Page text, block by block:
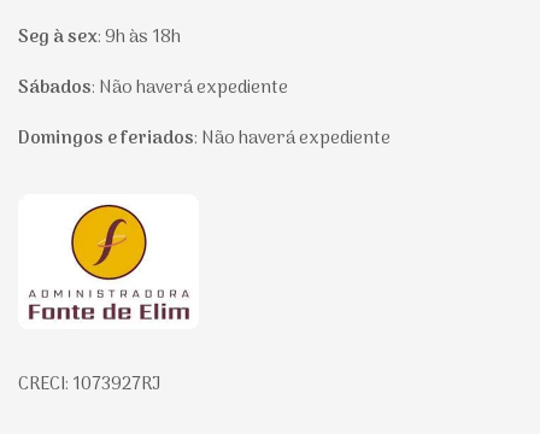
Seg à sex:9h às 18h
Sábados: Não haverá expediente
Domingos e feriados: Não haverá expediente
Página inicial
CRECI: 1073927RJ